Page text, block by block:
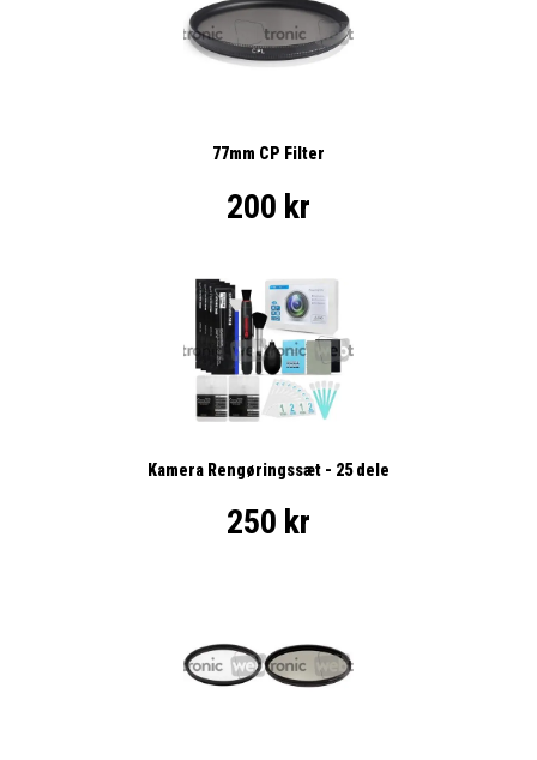
77mm CP Filter
200 kr
Kamera Rengøringssæt - 25 dele
250 kr